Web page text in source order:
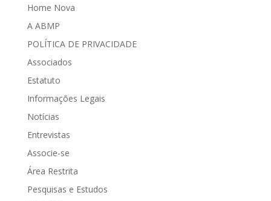
Home Nova
A ABMP
POLÍTICA DE PRIVACIDADE
Associados
Estatuto
Informações Legais
Notícias
Entrevistas
Associe-se
Área Restrita
Pesquisas e Estudos